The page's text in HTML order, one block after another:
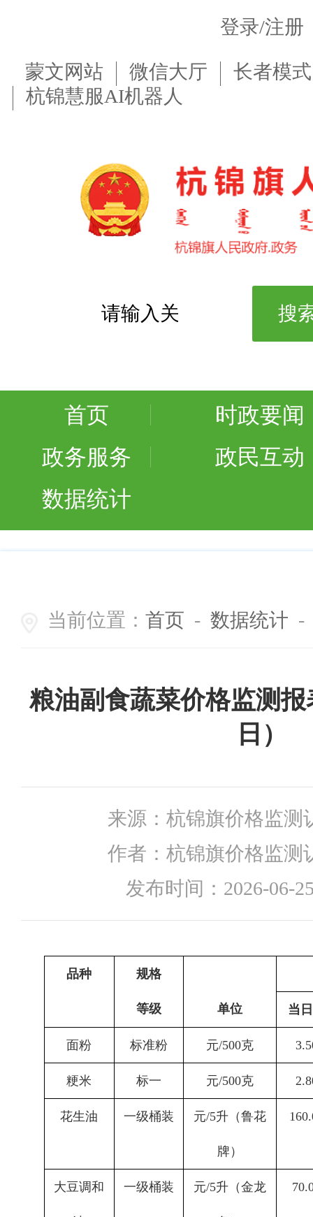
登录/注册
蒙文网站 微信大厅
长者模式
杭锦慧服AI机器人
首页
时政要闻
政务服务
政民互动
数据统计
当前位置： 首页 - 数据统计
粮油副食蔬菜价格监测报
日）
来源： 杭锦旗价格监测
作者： 杭锦旗价格监测
发布时间： 2026-06-
品种 规格
等级 单位 当
面粉 标准粉 元/500克
粳米 标一 元/500克
花生油 一级桶装 元/5升（鲁花
牌）
160
大豆调和 一级桶装 元/5升（金龙